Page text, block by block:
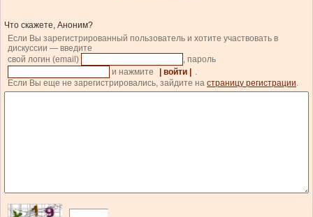
Что скажете, Аноним?
Если Вы зарегистрированный пользователь и хотите участвовать в
дискуссии — введите
свой логин (email)
, пароль
и нажмите
| войти |
.
Если Вы еще не зарегистрировались, зайдите на страницу регистрации.